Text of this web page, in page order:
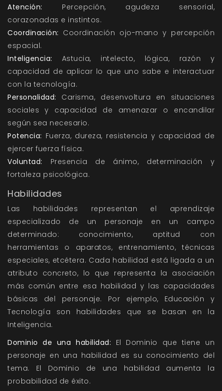
Atención: Percepción, agudeza sensorial,
corazonadas e instintos.
Coordinación: Coordinación ojo-mano y percepción
espacial.
Inteligencia: Astucia, intelecto, lógica, razón y
capacidad de aplicar lo que uno sabe e interactuar
con la tecnología.
Personalidad: Carisma, desenvoltura en situaciones
sociales y capacidad de amenazar o encandilar
según sea necesario.
Potencia: Fuerza, dureza, resistencia y capacidad de
ejercer fuerza física.
Voluntad: Presencia de ánimo, determinación y
fortaleza psicológica.
Habilidades
Las habilidades representan el aprendizaje
especializado de un personaje en un campo
determinado: conocimiento, aptitud con
herramientas o aparatos, entrenamiento, técnicas
especiales, etcétera. Cada habilidad está ligada a un
atributo concreto, lo que representa la asociación
más común entre esa habilidad y las capacidades
básicas del personaje. Por ejemplo, Educación y
Tecnología son habilidades que se basan en la
Inteligencia.
Dominio de una habilidad: El Dominio que tiene un
personaje en una habilidad es su conocimiento del
tema. El Dominio de una habilidad aumenta la
probabilidad de éxito.